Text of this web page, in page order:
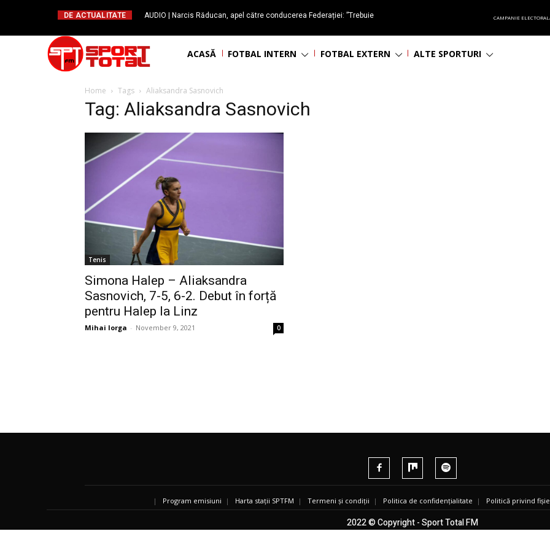
DE ACTUALITATE
AUDIO | Narcis Răducan, apel către conducerea Federației: ”Trebuie
CAMPANIE
ACASĂ FOTBAL INTERN FOTBAL EXTERN ALTE SPORTURI
Home Tags Aliaksandra Sasnovich
Tag: Aliaksandra Sasnovich
Tenis
Simona Halep – Aliaksandra
Sasnovich, 7-5, 6-2. Debut în forță
pentru Halep la Linz
Mihai Iorga - November 9, 2021 0
| Program emisiuni | Harta stații SPTFM | Termeni și condiții | Politica de confidențialitate | Politică privind
2022 © Copyright - Sport Total FM